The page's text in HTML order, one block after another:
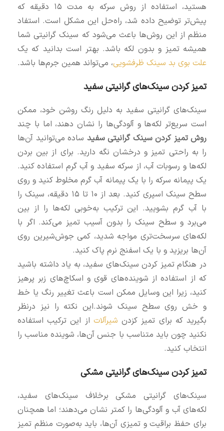
هستید، استفاده از روش سرکه به مدت ۱۵ دقیقه که
پیش‌تر توضیح داده شد، راه‌حل این مشکل است. استفاد
منظم از این روش‌ها باعث می‌شود که سینک گرانیتی شما
همیشه تمیز و بدون لکه باشد. بهتر است بدانید که یک
علت بوی بد سینک ظرفشویی، می‌تواند همین جرم‌ها باشد.
تمیز کردن سینک‌های گرانیتی سفید
سینک‌های گرانیتی سفید به دلیل رنگ روشن خود، ممکن
است سریع‌تر لکه‌ها و آلودگی‌ها را نشان دهند، اما با چند
روش تميز كردن سينك گرانيتي سفید ساده می‌توانید آن‌ها
را به راحتی تمیز و درخشان نگه دارید. برای از بین بردن
لکه‌ها و رسوبات آب، از سرکه سفید و آب گرم استفاده کنید.
یک پیمانه سرکه را با یک پیمانه آب گرم مخلوط کنید و روی
سطح سینک اسپری کنید. بعد از ۱۰ تا ۱۵ دقیقه، سینک را
با آب گرم بشویید. این ترکیب به‌خوبی لکه‌ها را از بین
می‌برد و سطح سینک را بدون آسیب تمیز می‌کند. اگر با
لکه‌های سرسخت‌تری مواجه شدید، کمی جوش‌شیرین روی
آن‌ها بریزید و با یک اسفنج نرم پاک کنید.
در هنگام تمیز کردن سینک‌های سفید، به یاد داشته باشید
که از استفاده از شوینده‌های قوی و اسکاچ‌های زبر پرهیز
کنید، زیرا این وسایل ممکن است باعث تغییر رنگ یا خط
و خش روی سطح سینک شوند.این نکته را نیز درنظر
بگیرید که برای تمیز کزدن شیرآلات از این ترکیب استفاده
نکنید چون باید متناسب با جنس آن‌ها، شوینده مناسب را
انتخاب کنید.
تمیز کردن سینک‌های گرانیتی مشکی
سینک‌های گرانیتی مشکی برخلاف سینک‌های سفید،
لکه‌های آب و آلودگی‌ها را کمتر نشان می‌دهند؛ اما همچنان
برای حفظ براقیت و تمیزی آن‌ها، باید به‌صورت منظم تمیز